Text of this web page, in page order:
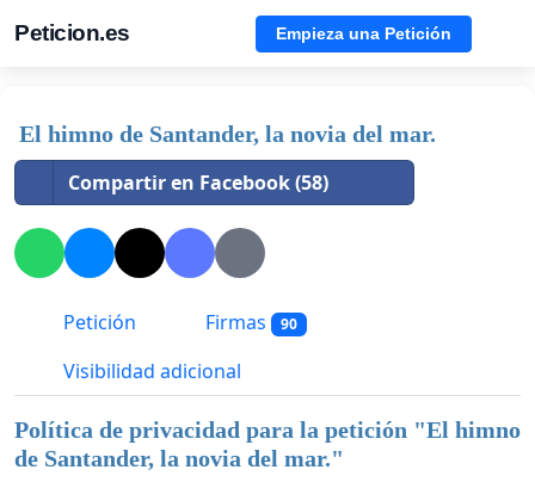
Peticion.es Empieza una Petición
El himno de Santander, la novia del mar.
Compartir en Facebook (58)
Petición Firmas 90
Visibilidad adicional
Política de privacidad para la petición "El himno
de Santander, la novia del mar."